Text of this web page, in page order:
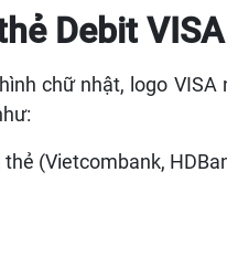
Debit VISA
chữ nhật, logo
(Vietcombank,